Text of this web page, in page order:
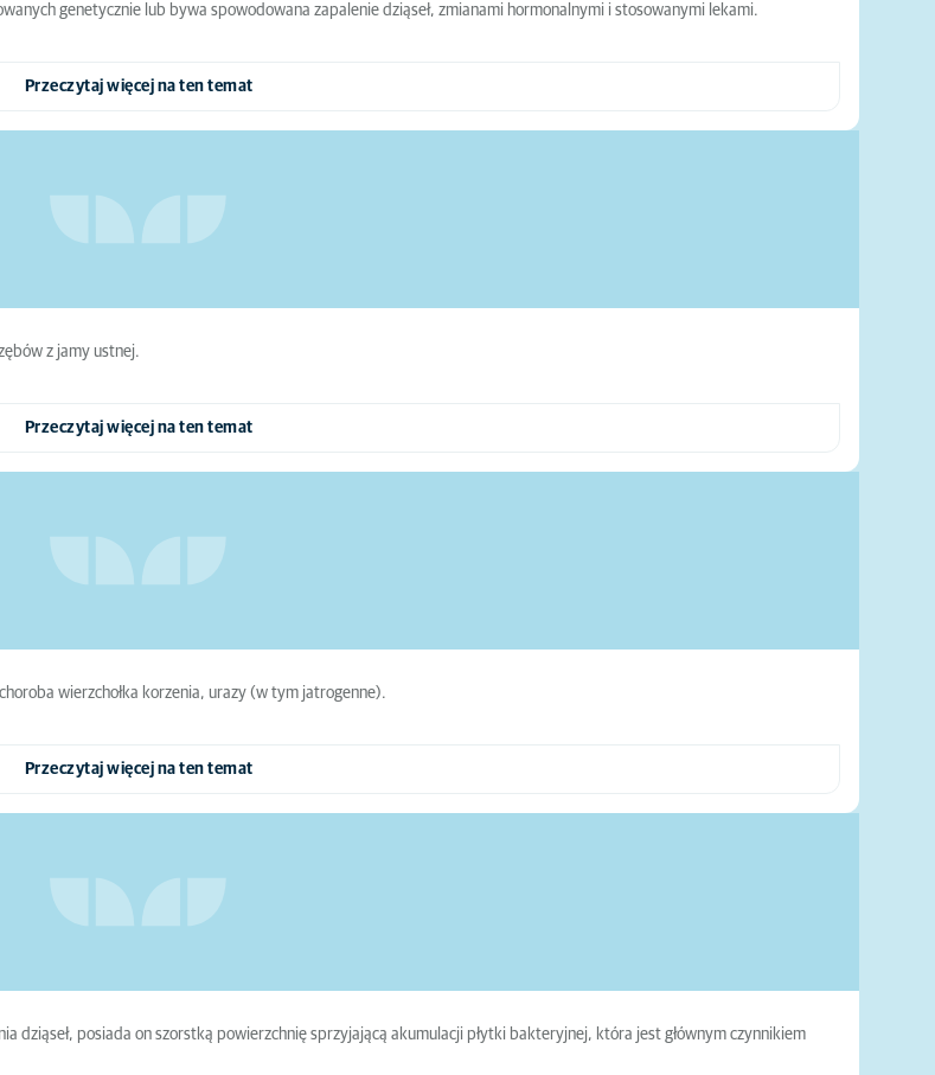
genetycznie lub bywa spowodowana zapalenie dziąseł, zmianami hormonalnymi i stosowanymi lekami.
Przeczytaj więcej na ten temat
z jamy ustnej.
Przeczytaj więcej na ten temat
wierzchołka korzenia, urazy (w tym jatrogenne).
Przeczytaj więcej na ten temat
dziąseł, posiada on szorstką powierzchnię sprzyjającą akumulacji płytki bakteryjnej, która jest głównym czynnikiem